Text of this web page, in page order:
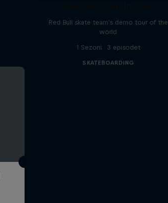
Red Bull skate team's demo tour of the
world
1 Sezoni · 3 episodet
SKATEBOARDING